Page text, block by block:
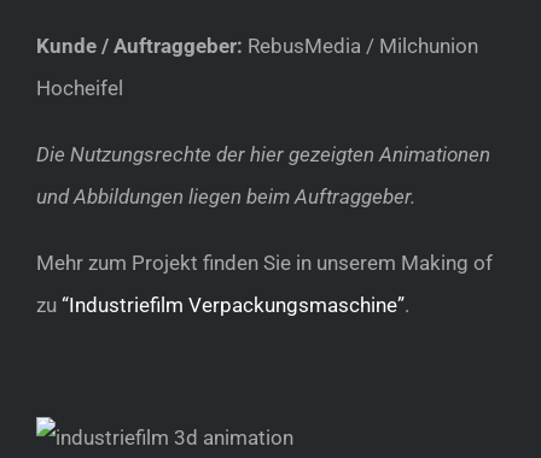
Kunde / Auftraggeber: RebusMedia / Milchunion
Hocheifel
Die Nutzungsrechte der hier gezeigten Animationen
und Abbildungen liegen beim Auftraggeber.
Mehr zum Projekt finden Sie in unserem Making of
zu “Industriefilm Verpackungsmaschine”.